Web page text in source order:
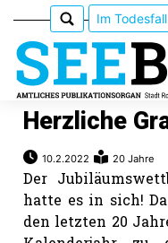
Epaper
Veranstaltungen
Im Todesfall
Herzliche
10.2.2022 20 Jahre
Der
hatte es in sich!
den letzten 20